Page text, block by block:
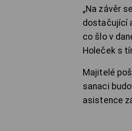
„Na závěr
dostačující
co šlo v
Holeček s
Majitelé
sanaci
asistence